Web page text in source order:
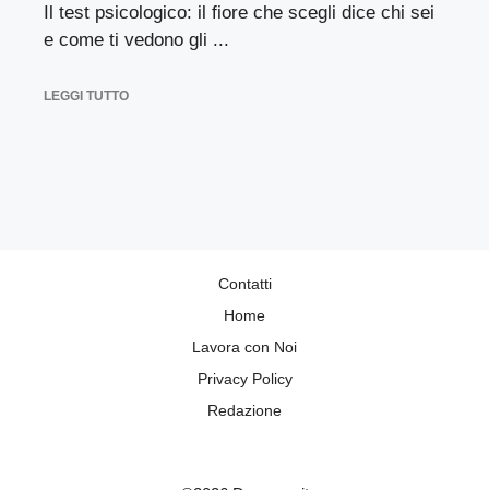
Il test psicologico: il fiore che scegli dice chi sei
e come ti vedono gli ...
LEGGI TUTTO
Contatti
Home
Lavora con Noi
Privacy Policy
Redazione